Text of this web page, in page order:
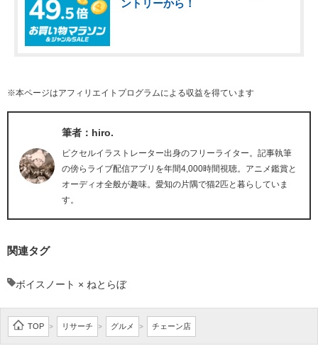
ントリーから！
※本ページはアフィリエイトプログラムによる収益を得ています
筆者：hiro.
ピクセルイラストレーター出身のフリーライター。記事執筆
の傍らライブ配信アプリを年間4,000時間視聴。アニメ鑑賞と
オーディオ全般が趣味。愛知の片隅で猫2匹と暮らしていま
す。
関連タグ
ボイスノート × ねとらぼ
TOP > リサーチ > グルメ > チェーン店